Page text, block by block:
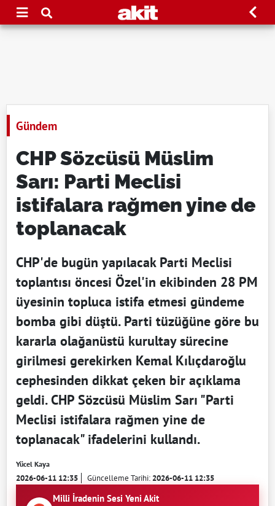
Gündem
CHP Sözcüsü Müslim
Sarı: Parti Meclisi
istifalara rağmen yine de
toplanacak
CHP'de bugün yapılacak Parti Meclisi
toplantısı öncesi Özel'in ekibinden 28 PM
üyesinin topluca istifa etmesi gündeme
bomba gibi düştü. Parti tüzüğüne göre bu
kararla olağanüstü kurultay sürecine
girilmesi gerekirken Kemal Kılıçdaroğlu
cephesinden dikkat çeken bir açıklama
geldi. CHP Sözcüsü Müslim Sarı "Parti
Meclisi istifalara rağmen yine de
toplanacak" ifadelerini kullandı.
Yücel Kaya
2026-06-11 12:35 Güncelleme Tarihi:2026-06-11 12:35
Milli İradenin Sesi Yeni Akit